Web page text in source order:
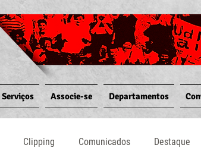
Serviços Associe-se Departamentos
Clipping Comunicados Destaque